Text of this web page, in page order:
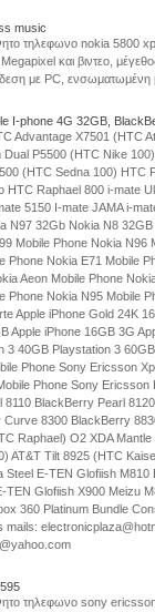
music
τηλεφωνο nokia 5800
και βιντεο,
με PC, ενσωματωμένη
I-phone 4G 32GB,
Advantage X7501 (HTC
Dual P5500 (HTC Nike
(HTC Sedna 100)
HTC Raphael 800 i-mate
5150 I-mate JAMA i-
N97 32Gb Nokia N8
Mobile Phone Nokia N96
Phone Nokia E71 Mobile
Aeon Mobile Phone
Phone Nokia N95 Mobile
Apple iPhone Gold 24K
Apple iPhone 16GB 3G
3 40GB Playstation 3
Phone Sony Ericsson
Phone Sony
8110 BlackBerry Pearl
8300 BlackBerry
Raphael) O2 XDA
AT&T Tilt 8925 (HTC
Steel E-TEN Glofiish
TEN Glofiish X900 Meizu
360 Platinum Bundle
mails:
τηλεφωνο sony